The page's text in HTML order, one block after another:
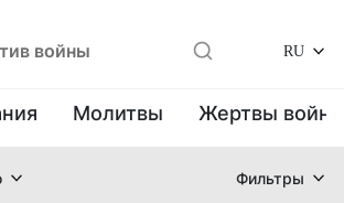
войны RU
Молитвы Жертвы
Фильтры